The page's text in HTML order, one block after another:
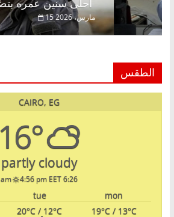
الطقس
CAIRO, EG
16°
partly cloudy
6:26 am
4:56 pm EET
mon
tue
19°C/ 13°C
20°C / 12°C